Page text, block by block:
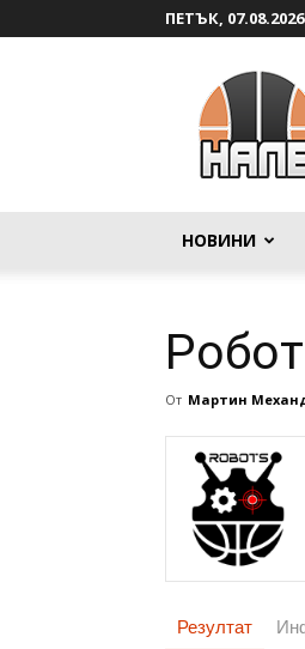
ПЕТЪК, 07.08.2026
НОВИНИ
От Мартин
Резултат